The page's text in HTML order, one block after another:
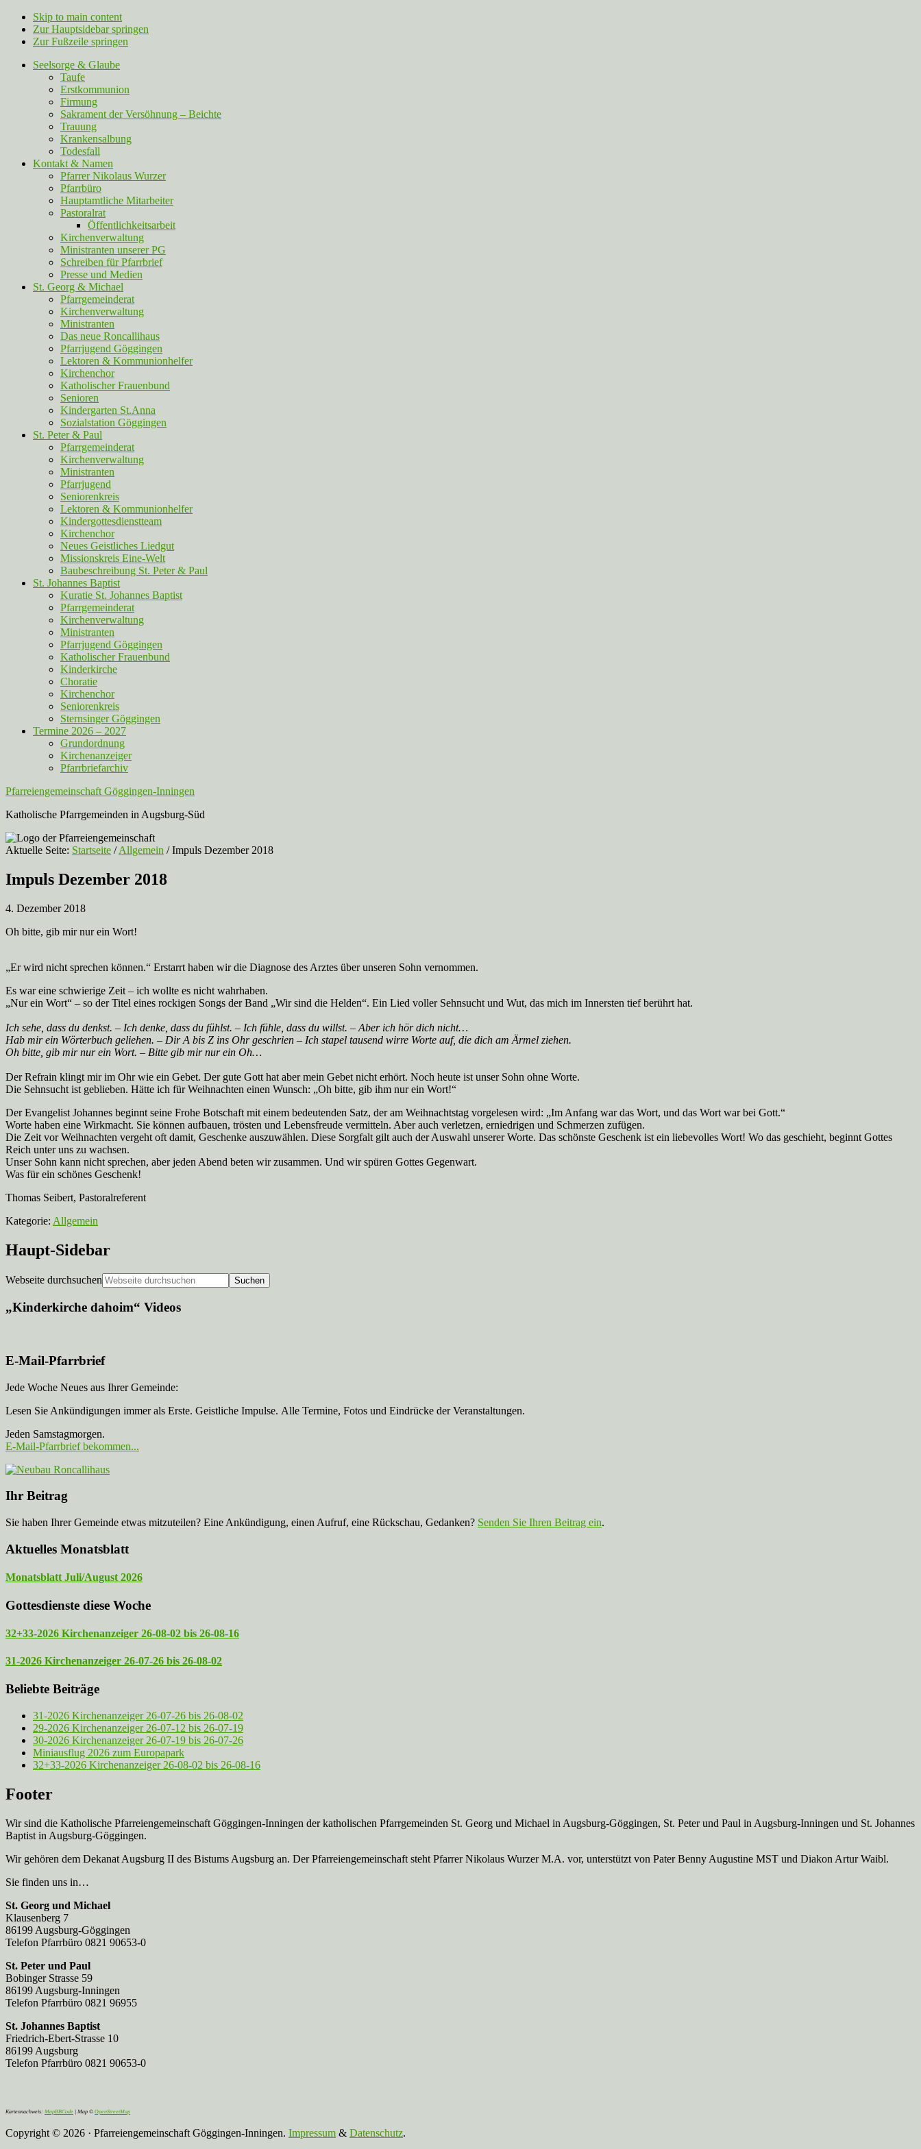
Skip to main content
Zur Hauptsidebar springen
Zur Fußzeile springen
Seelsorge & Glaube
Taufe
Erstkommunion
Firmung
Sakrament der Versöhnung – Beichte
Trauung
Krankensalbung
Todesfall
Kontakt & Namen
Pfarrer Nikolaus Wurzer
Pfarrbüro
Hauptamtliche Mitarbeiter
Pastoralrat
Öffentlichkeitsarbeit
Kirchenverwaltung
Ministranten unserer PG
Schreiben für Pfarrbrief
Presse und Medien
St. Georg & Michael
Pfarrgemeinderat
Kirchenverwaltung
Ministranten
Das neue Roncallihaus
Pfarrjugend Göggingen
Lektoren & Kommunionhelfer
Kirchenchor
Katholischer Frauenbund
Senioren
Kindergarten St.Anna
Sozialstation Göggingen
St. Peter & Paul
Pfarrgemeinderat
Kirchenverwaltung
Ministranten
Pfarrjugend
Seniorenkreis
Lektoren & Kommunionhelfer
Kindergottesdienstteam
Kirchenchor
Neues Geistliches Liedgut
Missionskreis Eine-Welt
Baubeschreibung St. Peter & Paul
St. Johannes Baptist
Kuratie St. Johannes Baptist
Pfarrgemeinderat
Kirchenverwaltung
Ministranten
Pfarrjugend Göggingen
Katholischer Frauenbund
Kinderkirche
Choratie
Kirchenchor
Seniorenkreis
Sternsinger Göggingen
Termine 2026 – 2027
Grundordnung
Kirchenanzeiger
Pfarrbriefarchiv
Pfarreiengemeinschaft Göggingen-Inningen
Katholische Pfarrgemeinden in Augsburg-Süd
Aktuelle Seite: Startseite / Allgemein /Impuls Dezember 2018
Impuls Dezember 2018
4. Dezember 2018
Oh bitte, gib mir nur ein Wort!
„Er wird nicht sprechen können.“ Erstarrt haben wir die Diagnose des Arztes über unseren Sohn vernommen.
Es war eine schwierige Zeit – ich wollte es nicht wahrhaben.
„Nur ein Wort“ – so der Titel eines rockigen Songs der Band „Wir sind die Helden“. Ein Lied voller Sehnsucht und Wut, das mich im Innersten tief berührt hat.
Ich sehe, dass du denkst. – Ich denke, dass du fühlst. – Ich fühle, dass du willst. – Aber ich hör dich nicht…
Hab mir ein Wörterbuch geliehen. – Dir A bis Z ins Ohr geschrien – Ich stapel tausend wirre Worte auf, die dich am Ärmel ziehen.
Oh bitte, gib mir nur ein Wort. – Bitte gib mir nur ein Oh…
Der Refrain klingt mir im Ohr wie ein Gebet. Der gute Gott hat aber mein Gebet nicht erhört. Noch heute ist unser Sohn ohne Worte.
Die Sehnsucht ist geblieben. Hätte ich für Weihnachten einen Wunsch: „Oh bitte, gib ihm nur ein Wort!“
Der Evangelist Johannes beginnt seine Frohe Botschaft mit einem bedeutenden Satz, der am Weihnachtstag vorgelesen wird: „Im Anfang war das Wort, und das Wort war bei Gott.“
Worte haben eine Wirkmacht. Sie können aufbauen, trösten und Lebensfreude vermitteln. Aber auch verletzen, erniedrigen und Schmerzen zufügen.
Die Zeit vor Weihnachten vergeht oft damit, Geschenke auszuwählen. Diese Sorgfalt gilt auch der Auswahl unserer Worte. Das schönste Geschenk ist ein liebevolles Wort! Wo das geschieht, beginnt Gottes
Reich unter uns zu wachsen.
Unser Sohn kann nicht sprechen, aber jeden Abend beten wir zusammen. Und wir spüren Gottes Gegenwart.
Was für ein schönes Geschenk!
Thomas Seibert, Pastoralreferent
Kategorie: Allgemein
Haupt-Sidebar
Webseite durchsuchen
„Kinderkirche dahoim“ Videos
E-Mail-Pfarrbrief
Jede Woche Neues aus Ihrer Gemeinde:
Lesen Sie Ankündigungen immer als Erste. Geistliche Impulse. Alle Termine, Fotos und Eindrücke der Veranstaltungen.
Jeden Samstagmorgen.
E-Mail-Pfarrbrief bekommen...
Ihr Beitrag
Sie haben Ihrer Gemeinde etwas mitzuteilen? Eine Ankündigung, einen Aufruf, eine Rückschau, Gedanken? Senden Sie Ihren Beitrag ein.
Aktuelles Monatsblatt
Monatsblatt Juli/August 2026
Gottesdienste diese Woche
32+33-2026 Kirchenanzeiger 26-08-02 bis 26-08-16
31-2026 Kirchenanzeiger 26-07-26 bis 26-08-02
Beliebte Beiträge
31-2026 Kirchenanzeiger 26-07-26 bis 26-08-02
29-2026 Kirchenanzeiger 26-07-12 bis 26-07-19
30-2026 Kirchenanzeiger 26-07-19 bis 26-07-26
Miniausflug 2026 zum Europapark
32+33-2026 Kirchenanzeiger 26-08-02 bis 26-08-16
Footer
Wir sind die Katholische Pfarreien­gemeinschaft Göggingen-Inningen der katholischen Pfarrgemeinden St. Georg und Michael in Augsburg-Göggingen, St. Peter und Paul in Augsburg-Inningen und St. Johannes
Baptist in Augsburg-Göggingen.
Wir gehören dem Dekanat Augsburg II des Bistums Augsburg an. Der Pfarreien­gemeinschaft steht Pfarrer Nikolaus Wurzer M.A. vor, unterstützt von Pater Benny Augustine MST und Diakon Artur Waibl.
Sie finden uns in…
St. Georg und Michael
Klausenberg 7
86199 Augsburg-Göggingen
Telefon Pfarrbüro 0821 90653-0
St. Peter und Paul
Bobinger Strasse 59
86199 Augsburg-Inningen
Telefon Pfarrbüro 0821 96955
St. Johannes Baptist
Friedrich-Ebert-Strasse 10
86199 Augsburg
Telefon Pfarrbüro 0821 90653-0
Kartennachweis: MapBBCode | Map © OpenStreetMap
Copyright © 2026 · Pfarreiengemeinschaft Göggingen-Inningen. Impressum & Datenschutz.